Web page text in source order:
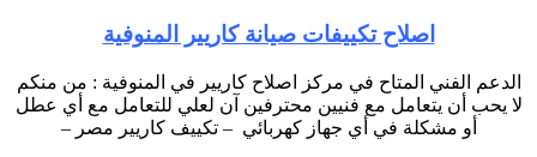
اصلاح تكييفات صيانة كاريير المنوفية
الدعم الفني المتاح في مركز اصلاح كاريير في المنوفية : من منكم
لا يحب أن يتعامل مع فنيين محترفين آن لعلي للتعامل مع أي عطل
أو مشكلة في أي جهاز كهربائي – تكييف كاريير مصر –